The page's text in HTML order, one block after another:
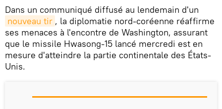
Dans un communiqué diffusé au lendemain d'un
nouveau tir , la diplomatie nord-coréenne réaffirme
ses menaces à l'encontre de Washington, assurant
que le missile Hwasong-15 lancé mercredi est en
mesure d'atteindre la partie continentale des États-
Unis.